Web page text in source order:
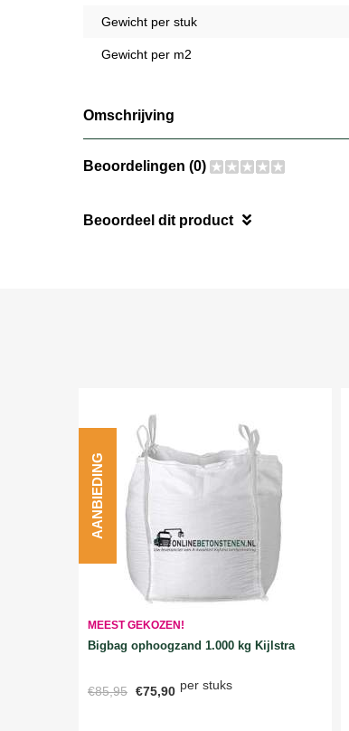
Gewicht per stuk
Gewicht per m2
Omschrijving
Beoordelingen (0)
Beoordeel dit product
MEEST GEKOZEN!
Bigbag ophoogzand 1.000 kg Kijlstra
€85,95 €75,90 per stuks
AANBIEDING